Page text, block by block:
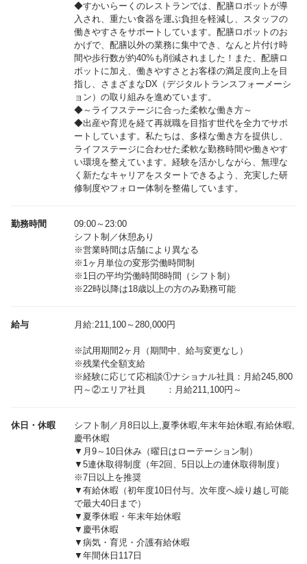
◆すかいらーくのレストランでは、配膳ロボットが導
入され、重たい食器を運ぶ負担を軽減し、スタッフの
働きやすさをサポートしています。配膳ロボットのお
かげで、配膳以外の業務に集中でき、なんと片付け時
間や歩行数が約40%も削減されました！また、配膳ロ
ボットに加え、働きやすさとお客様の満足度向上を目
指し、さまざまなDX（デジタルトランスフォーメーシ
ョン）の取り組みを進めています。
◆～ライフステージに合った柔軟な働き方～
◆出産や育児を経て再就職を目指す世代を全力でサポ
ートしています。私たちは、多様な働き方を提供し、
ライフステージに合わせた柔軟な勤務時間や働きやす
い環境を整えています。経験を活かしながら、無理な
く新たなキャリアをスタートできるよう、充実した研
修制度やフォロー体制を整備しています。
勤務時間
09:00～23:00
シフト制／休憩あり
※営業時間は店舗により異なる
※1ヶ月単位の変形労働時間制
※1日の平均労働時間8時間（シフト制）
※22時以降は18歳以上の方のみ勤務可能
給与 月給:211,100～280,000円
※試用期間2ヶ月（期間中、給与変更なし）
※残業代全額支給
※経験に応じて応相談①ナショナル社員：月給245,800
休日・休暇
シフト制／月8日以上,夏季休暇,年末年始休暇,有給休暇,
慶弔休暇
▼月9～10日休み（曜日はローテーション制）
▼5連休取得制度（年2回、5日以上の連休取得制度）
※7日以上を推奨
▼有給休暇（初年度10日付与。次年度へ繰り越し可能
で最大40日まで）
▼夏季休暇・年末年始休暇
▼慶弔休暇
▼病気・育児・介護有給休暇
▼年間休日117日